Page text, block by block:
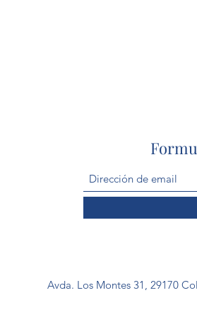
Avda. Los Montes 31, 29170